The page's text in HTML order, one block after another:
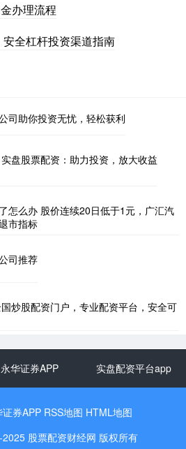
办理流程
全杠杆投资渠道指南
司助你投资无忧，轻松获利
盘股票配资：助力投资，放大收益
怎么办 股价连续20日低于1元，广汇汽
市指标
司推荐
炒股配资门户，专业配资平台，安全可
永华证券APP 实盘配资平台app
证券APP RSS地图 HTML地图
股票配资财经网 版权所有